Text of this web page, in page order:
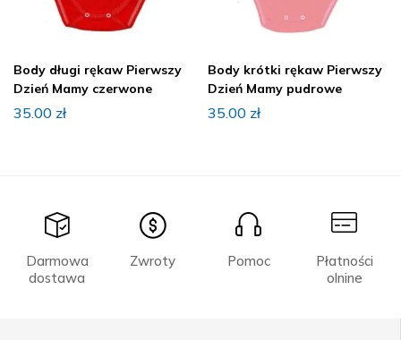
Body długi rękaw Pierwszy
Dzień Mamy czerwone
35.00 zł
Body krótki rękaw Pierwszy
Dzień Mamy pudrowe
35.00 zł
Darmowa
dostawa
Zwroty Pomoc
Płatności
olnine